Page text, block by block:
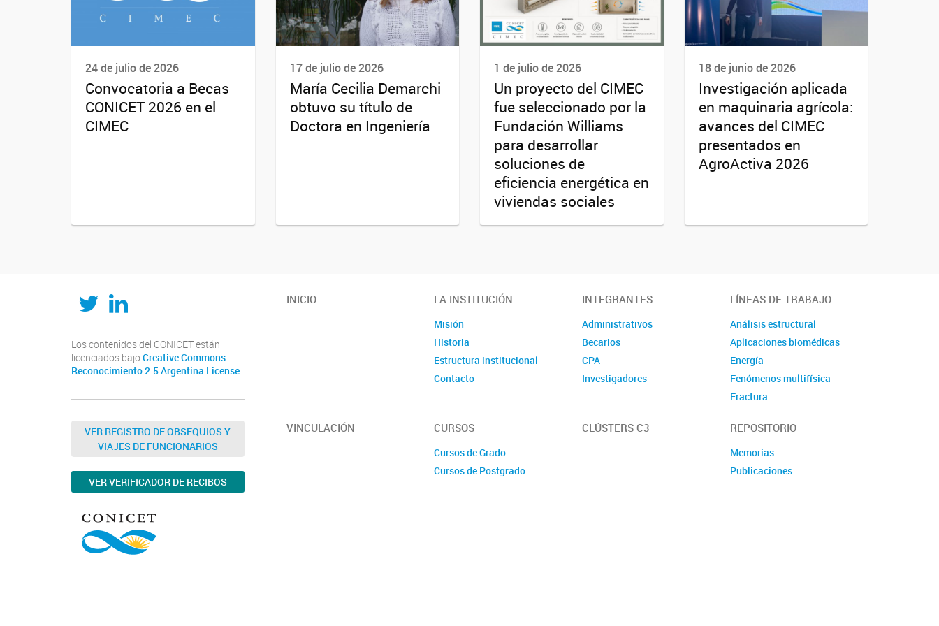
24 de julio de 2026
Convocatoria a Becas
CONICET 2026 en el
CIMEC
17 de julio de 2026
María Cecilia Demarchi
obtuvo su título de
Doctora en Ingeniería
1 de julio de 2026
Un proyecto del CIMEC
fue seleccionado por la
Fundación Williams
para desarrollar
soluciones de
eficiencia energética en
viviendas sociales
18 de junio de 2026
Investigación aplicada
en maquinaria agrícola:
avances del CIMEC
presentados en
AgroActiva 2026
TwitterLinkedIn
Los contenidos del CONICET están
licenciados bajo Creative Commons
Reconocimiento 2.5 Argentina License
VER REGISTRO DE OBSEQUIOS Y
VIAJES DE FUNCIONARIOS
VER VERIFICADOR DE RECIBOS
INICIO LA INSTITUCIÓN
Misión
Historia
Estructura institucional
Contacto
INTEGRANTES
Administrativos
Becarios
CPA
Investigadores
LÍNEAS DE TRABAJO
Análisis estructural
Aplicaciones biomédicas
Energía
Fenómenos multifísica
Fractura
Mecánica de fluidos
computacional
Mecanismos
VINCULACIÓN CURSOS
Cursos de Grado
Cursos de Postgrado
CLÚSTERS C3 REPOSITORIO
Memorias
Publicaciones